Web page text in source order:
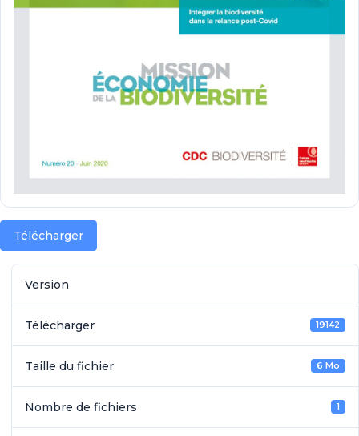
Télécharger
Version
Télécharger 19142
Taille du fichier 6 Mo
Nombre de fichiers 1